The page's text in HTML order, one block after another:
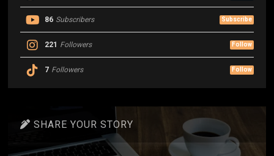
86 Subscribers Subscribe
221 Followers Follow
7 Followers Follow
SHARE YOUR STORY